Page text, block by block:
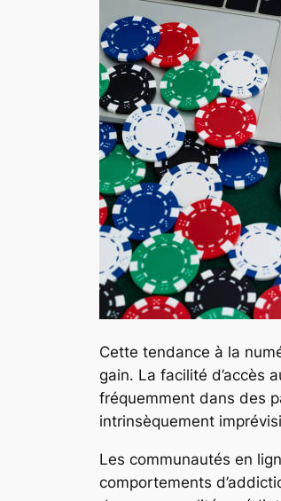
Cette tendance à la
gain. La facilité d’accès
fréquemment dans des
intrinsèquement
Les communautés en
comportements